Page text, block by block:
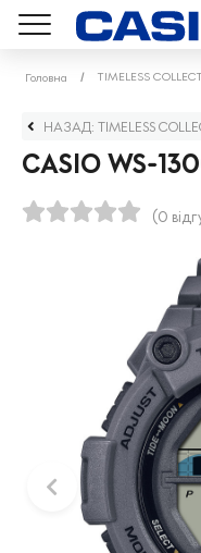
Головна TIMELESS
НАЗАД: TIMELESS
CASIO WS-
(0